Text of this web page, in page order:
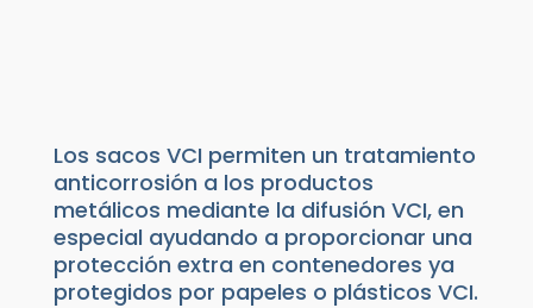
Los sacos VCI permiten un tratamiento
anticorrosión a los productos
metálicos mediante la difusión VCI, en
especial ayudando a proporcionar una
protección extra en contenedores ya
protegidos por papeles o plásticos VCI.